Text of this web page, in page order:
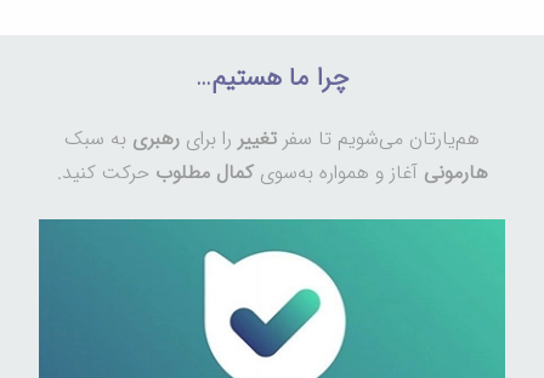
چرا ما هستیم…
هم‌یارتان می‌شویم تا سفر تغییر را برای رهبری به سبک
هارمونی آغاز و همواره به‌سوی کمال مطلوب حرکت کنید.